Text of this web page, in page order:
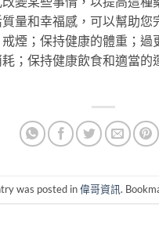
量和幸福感，可以幫助您
煙；保持健康的體重；過
；保持健康飲食和適當的
was posted in偉哥資訊.